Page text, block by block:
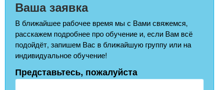
Ваша заявка
В ближайшее рабочее время мы с Вами свяжемся,
расскажем подробнее про обучение и, если Вам всё
подойдёт, запишем Вас в ближайшую группу или на
индивидуальное обучение!
Представьтесь, пожалуйста